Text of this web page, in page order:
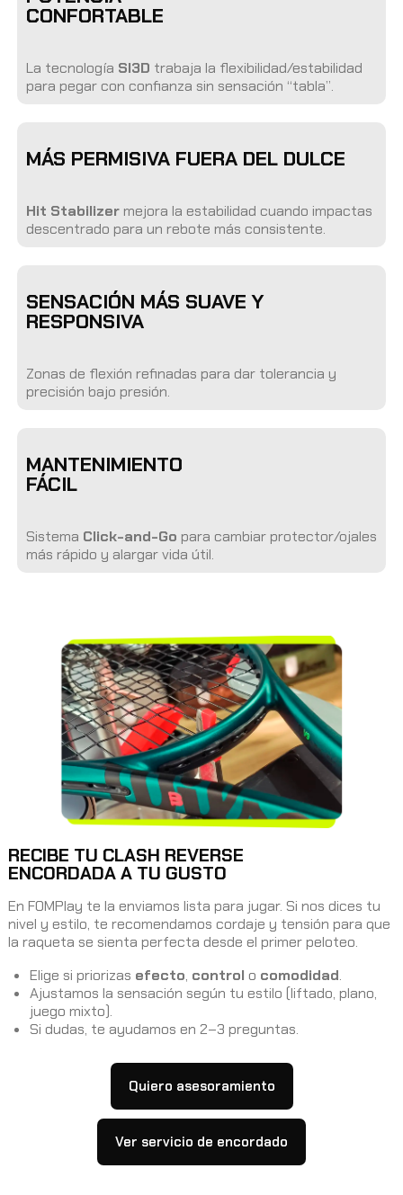
CONFORTABLE
La tecnología SI3D trabaja la flexibilidad/estabilidad
para pegar con confianza sin sensación “tabla”.
MÁS PERMISIVA FUERA DEL DULCE
Hit Stabilizer mejora la estabilidad cuando impactas
descentrado para un rebote más consistente.
SENSACIÓN MÁS SUAVE Y
RESPONSIVA
Zonas de flexión refinadas para dar tolerancia y
precisión bajo presión.
MANTENIMIENTO
FÁCIL
Sistema Click-and-Go para cambiar protector/ojales
más rápido y alargar vida útil.
RECIBE TU CLASH REVERSE
ENCORDADA A TU GUSTO
En FOMPlay te la enviamos lista para jugar. Si nos dices tu
nivel y estilo, te recomendamos cordaje y tensión para que
la raqueta se sienta perfecta desde el primer peloteo.
Elige si priorizas efecto, control o comodidad.
Ajustamos la sensación según tu estilo (liftado, plano,
juego mixto).
Si dudas, te ayudamos en 2–3 preguntas.
Quiero asesoramiento
Ver servicio de encordado